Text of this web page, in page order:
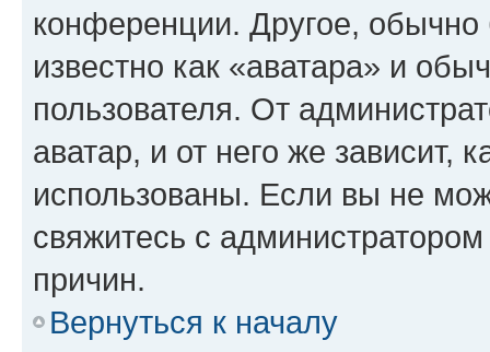
конференции. Другое,
известно как «аватара» и
пользователя. От
аватар, и от него же зависит,
использованы. Если вы не
свяжитесь с
причин.
Вернуться к началу